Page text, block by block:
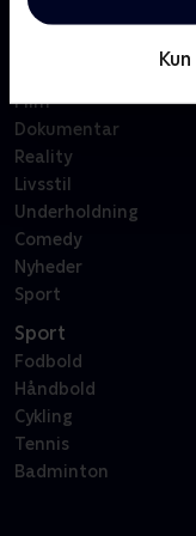
Kategorier
Film
Dokumentar
Reality
Livsstil
Underholdning
Comedy
Nyheder
Sport
Sport
Fodbold
Håndbold
Cykling
Tennis
Badminton